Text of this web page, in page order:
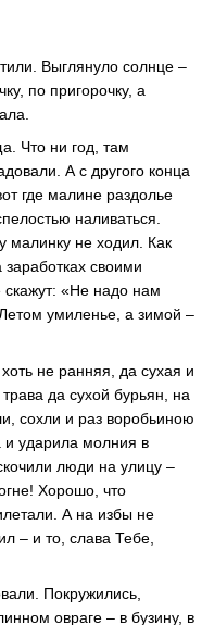
Выглянуло солнце –
по пригорочку, а
Что ни год, там
А с другого конца
где малине раздолье
наливаться.
малинку не ходил. Как
заработках своими
скажут: «Не надо нам
умиленье, а зимой –
не ранняя, да сухая и
да сухой бурьян, на
сохли и раз воробьиною
и ударила молния в
люди на улицу –
Хорошо, что
А на избы не
– и то, слава Тебе,
Покружились,
овраге – в бузину, в